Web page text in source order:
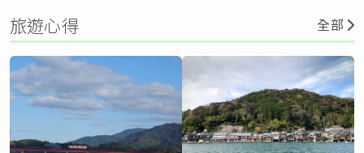
旅遊心得 全部